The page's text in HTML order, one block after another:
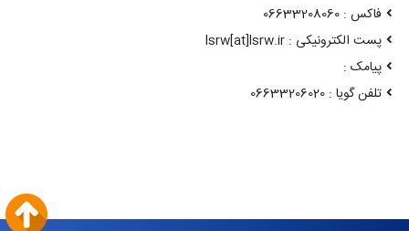
فاکس : 06633208060
پست الکترونیکی : lsrw[at]lsrw.ir
پیامک :
تلفن گویا : 06633206020